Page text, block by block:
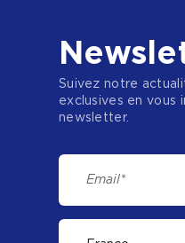
Suivez notre
exclusives en vous
newsletter.